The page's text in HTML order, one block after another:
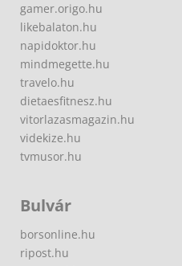
gamer.origo.hu
likebalaton.hu
napidoktor.hu
mindmegette.hu
travelo.hu
dietaesfitnesz.hu
vitorlazasmagazin.hu
videkize.hu
tvmusor.hu
Bulvár
borsonline.hu
ripost.hu